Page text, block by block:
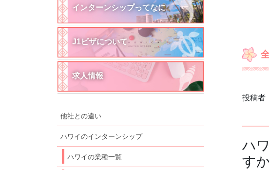
投稿者
ハ
す
インターンシップってなに
J1ビザについて
求人情報
他社との違い
ハワイのインターンシップ
ハワイの業種一覧